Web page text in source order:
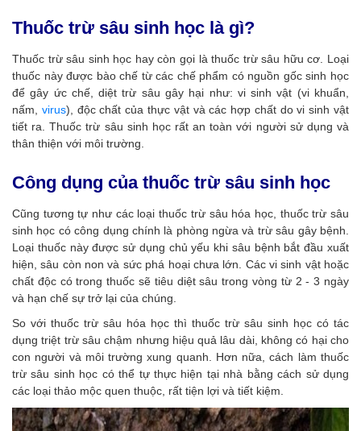
Thuốc trừ sâu sinh học là gì?
Thuốc trừ sâu sinh học hay còn gọi là thuốc trừ sâu hữu cơ. Loại
thuốc này được bào chế từ các chế phẩm có nguồn gốc sinh học
để gây ức chế, diệt trừ sâu gây hại như: vi sinh vật (vi khuẩn,
nấm, virus), độc chất của thực vật và các hợp chất do vi sinh vật
tiết ra. Thuốc trừ sâu sinh học rất an toàn với người sử dụng và
thân thiện với môi trường.
Công dụng của thuốc trừ sâu sinh học
Cũng tương tự như các loại thuốc trừ sâu hóa học, thuốc trừ sâu
sinh học có công dụng chính là phòng ngừa và trừ sâu gây bệnh.
Loại thuốc này được sử dụng chủ yếu khi sâu bệnh bắt đầu xuất
hiện, sâu còn non và sức phá hoại chưa lớn. Các vi sinh vật hoặc
chất độc có trong thuốc sẽ tiêu diệt sâu trong vòng từ 2 - 3 ngày
và hạn chế sự trở lại của chúng.
So với thuốc trừ sâu hóa học thì thuốc trừ sâu sinh học có tác
dụng triệt trừ sâu chậm nhưng hiệu quả lâu dài, không có hại cho
con người và môi trường xung quanh. Hơn nữa, cách làm thuốc
trừ sâu sinh học có thể tự thực hiện tại nhà bằng cách sử dụng
các loại thảo mộc quen thuộc, rất tiện lợi và tiết kiệm.